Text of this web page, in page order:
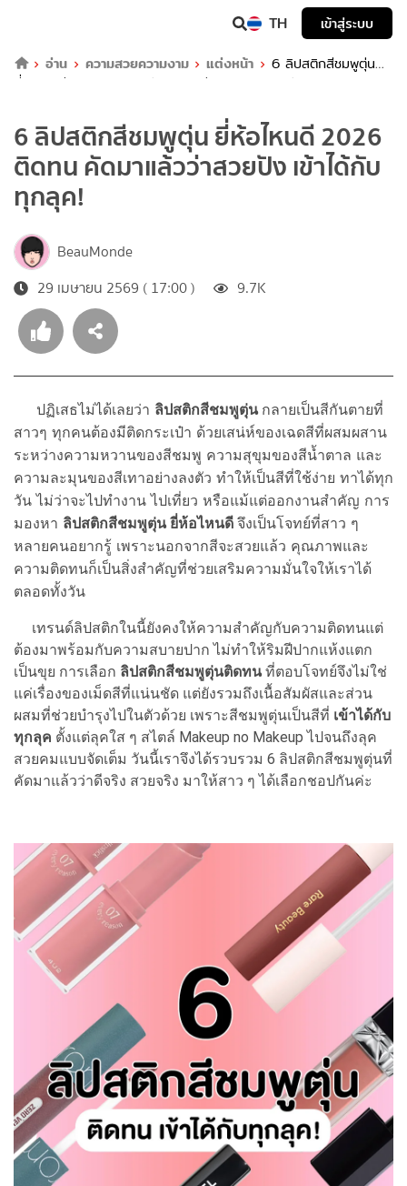
TH
เข้าสู่ระบบ
อ่าน
ความสวยความงาม แต่งหน้า
6 ลิปสติกสีชมพูตุ่น
ยี่ห้อไหนดี 2026 ติดทน คัดมาแล้วว่าสวยปัง เข้าได้กับทุกลุค!
6 ลิปสติกสีชมพูตุ่น ยี่ห้อไหนดี 2026
ติดทน คัดมาแล้วว่าสวยปัง เข้าได้กับ
ทุกลุค!
BeauMonde
29 เมษายน 2569 ( 17:00 )
9.7K
ปฏิเสธไม่ได้เลยว่า ลิปสติกสีชมพูตุ่น กลายเป็นสีกันตายที่
สาวๆ ทุกคนต้องมีติดกระเป๋า ด้วยเสน่ห์ของเฉดสีที่ผสมผสาน
ระหว่างความหวานของสีชมพู ความสุขุมของสีน้ำตาล และ
ความละมุนของสีเทาอย่างลงตัว ทำให้เป็นสีที่ใช้ง่าย ทาได้ทุก
วัน ไม่ว่าจะไปทำงาน ไปเที่ยว หรือแม้แต่ออกงานสำคัญ การ
มองหา ลิปสติกสีชมพูตุ่น ยี่ห้อไหนดี จึงเป็นโจทย์ที่สาว ๆ
หลายคนอยากรู้ เพราะนอกจากสีจะสวยแล้ว คุณภาพและ
ความติดทนก็เป็นสิ่งสำคัญที่ช่วยเสริมความมั่นใจให้เราได้
ตลอดทั้งวัน
เทรนด์ลิปสติกในนี้ยังคงให้ความสำคัญกับความติดทนแต่
ต้องมาพร้อมกับความสบายปาก ไม่ทำให้ริมฝีปากแห้งแตก
เป็นขุย การเลือก ลิปสติกสีชมพูตุ่นติดทนที่ตอบโจทย์จึงไม่ใช่
แค่เรื่องของเม็ดสีที่แน่นชัด แต่ยังรวมถึงเนื้อสัมผัสและส่วน
ผสมที่ช่วยบำรุงไปในตัวด้วย เพราะสีชมพูตุ่นเป็นสีที่ เข้าได้กับ
ทุกลุค ตั้งแต่ลุคใส ๆ สไตล์ Makeup no Makeup ไปจนถึงลุค
สวยคมแบบจัดเต็ม วันนี้เราจึงได้รวบรวม 6 ลิปสติกสีชมพูตุ่นที่
คัดมาแล้วว่าดีจริง สวยจริง มาให้สาว ๆ ได้เลือกชอปกันค่ะ